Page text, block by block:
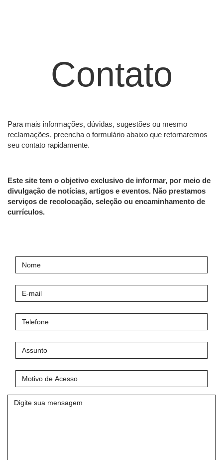
Contato
Para mais informações, dúvidas, sugestões ou mesmo
reclamações, preencha o formulário abaixo que retornaremos
seu contato rapidamente.
Este site tem o objetivo exclusivo de informar, por meio de
divulgação de notícias, artigos e eventos. Não prestamos
serviços de recolocação, seleção ou encaminhamento de
currículos.
mail
de
Acesso
Mensagem